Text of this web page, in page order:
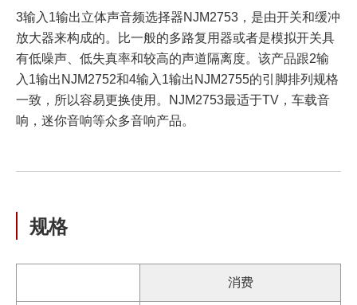
3输入1输出立体声音频选择器NJM2753，是由开关和缓冲
放大器来构成的。比一般的多路复用器或者是模拟开关具
有低噪声、低失真率和较高的声道隔离度。该产品跟2输
入1输出NJM2752和4输入1输出NJM2755的引脚排列规格
一致，所以容易更换使用。NJM2753最适于TV，车载音
响，迷你音响等众多音响产品。
规格
消费